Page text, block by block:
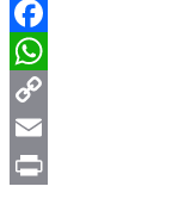
Line
Facebook
WhatsApp
Copy
Link
Email